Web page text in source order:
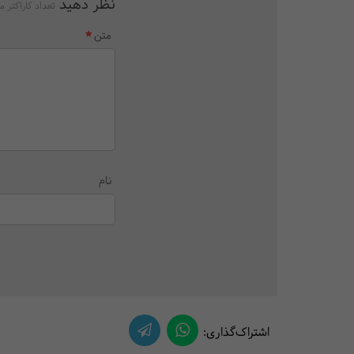
تعداد کاراکتر
متن
نام
اشتراک‌گذاری: